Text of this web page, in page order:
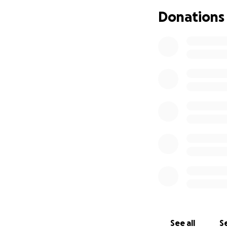
(Veniamo ora alle
Il mio isee
Donations
See all